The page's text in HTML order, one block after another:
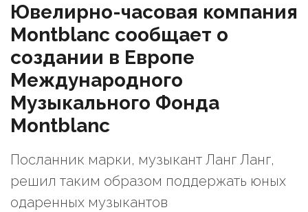
Ювелирно-часовая компания
Montblanc сообщает о
создании в Европе
Международного
Музыкального Фонда
Montblanc
Посланник марки, музыкант Ланг Ланг,
решил таким образом поддержать юных
одаренных музыкантов